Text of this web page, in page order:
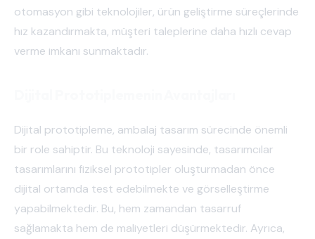
otomasyon gibi teknolojiler, ürün geliştirme süreçlerinde
hız kazandırmakta, müşteri taleplerine daha hızlı cevap
verme imkanı sunmaktadır.
Dijital prototipleme, ambalaj tasarım sürecinde önemli
bir role sahiptir. Bu teknoloji sayesinde, tasarımcılar
tasarımlarını fiziksel prototipler oluşturmadan önce
dijital ortamda test edebilmekte ve görselleştirme
yapabilmektedir. Bu, hem zamandan tasarruf
sağlamakta hem de maliyetleri düşürmektedir. Ayrıca,